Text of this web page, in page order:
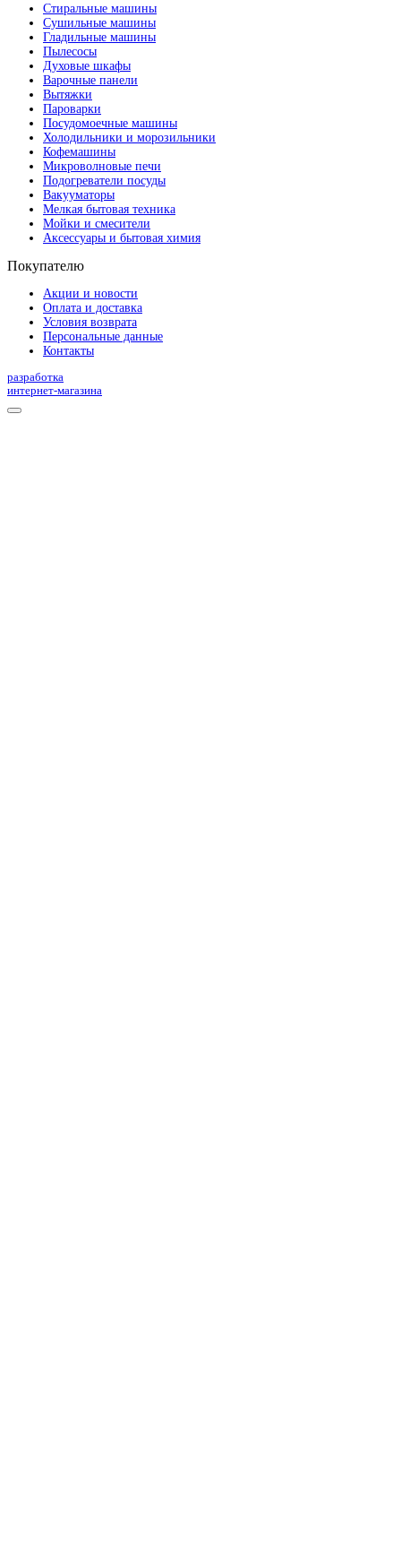
Стиральные машины
Сушильные машины
Гладильные машины
Пылесосы
Духовые шкафы
Варочные панели
Вытяжки
Пароварки
Посудомоечные машины
Холодильники и морозильники
Кофемашины
Микроволновые печи
Подогреватели посуды
Вакууматоры
Мелкая бытовая техника
Мойки и смесители
Аксессуары и бытовая химия
Покупателю
Акции и новости
Оплата и доставка
Условия возврата
Персональные данные
Контакты
разработка
интернет-магазина